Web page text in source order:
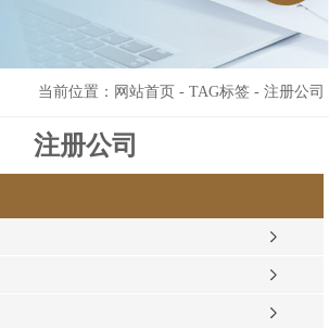
当前位置： 网站首页 - TAG标签- 注册公司
注册公司